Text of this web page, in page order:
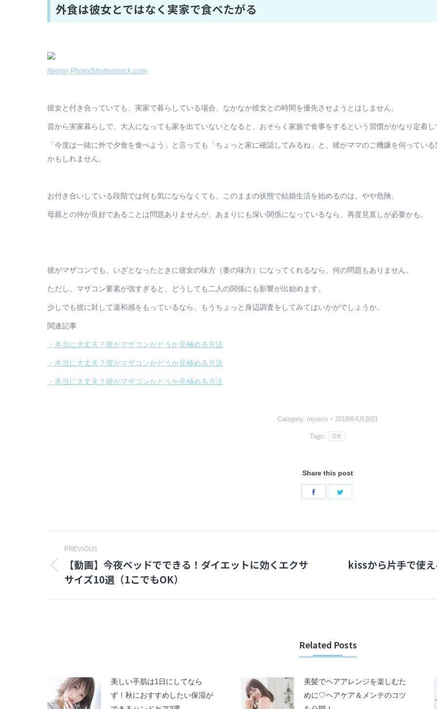
外食は彼女とではなく実家で食べたがる
Nejron Photo/Shutterstock.com
彼女と付き合っていても、実家で暮らしている場合、なかなか彼女との時間を優先させようとはしません。
昔から実家暮らしで、大人になっても家を出ていないとなると、おそらく家族で食事をするという習慣がかなり定着
「今度は一緒に外で夕食を食べよう」と言っても「ちょっと家に確認してみるね」と、彼がママのご機嫌を伺ってい
かもしれません。
お付き合いしている段階では何も気にならなくても、このままの状態で結婚生活を始めるのは、やや危険。
母親との仲が良好であることは問題ありませんが、あまりにも深い関係になっているなら、再度見直しが必要かも。
彼がマザコンでも、いざとなったときに彼女の味方（妻の味方）になってくれるなら、何の問題もありません。
ただし、マザコン要素が強すぎると、どうしても二人の関係にも影響が出始めます。
少しでも彼に対して違和感をもっているなら、もうちょっと身辺調査をしてみてはいかがでしょうか。
関連記事
・本当に大丈夫？彼がマザコンかどうか見極める方法
・本当に大丈夫？彼がマザコンかどうか見極める方法
・本当に大丈夫？彼がマザコンかどうか見極める方法
Category: myreco 2018年4月20日
Tags: 恋愛
Share this post
Share
Post
navigation
PREVIOUS
Previous
post:
【動画】今夜ベッドでできる！ダイエットに効くエクサ
サイズ10選（1こでもOK）
Next
kissから片手で使
Related Posts
美しい手肌は1日にしてなら
ず！秋におすすめしたい保湿が
美髪でヘアアレンジを楽しむた
めに♡ヘアケア＆メンテのコツ